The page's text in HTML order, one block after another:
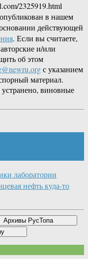
2325919.html
в нашем
действующей
. Если вы считаете,
и/или
об этом
с указанием
материал.
виновные
лаборатории
нефть куда-то